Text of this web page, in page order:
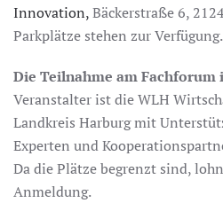
Innovation,Bäckerstraße 6,
Parkplätze stehen zur
Die Teilnahme am Fachforum
Veranstalter ist die WLH
Landkreis Harburg mit
Experten und
Da die Plätze begrenzt sind,
Anmeldung.